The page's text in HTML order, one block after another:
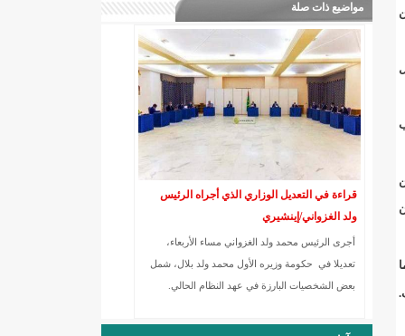
مواضيع ذات صلة
قراءة في التعدیل الوزاري الذي أجراه الرئیس
ولد الغزواني/إينشيري
أجرى الرئیس محمد ولد الغزواني مساء الأربعاء،
تعدیلا في حكومة وزیره الأول محمد ولد بلال، شمل
بعض الشخصیات البارزة في عھد النظام الحالي.